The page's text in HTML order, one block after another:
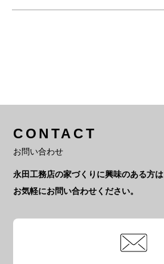
CONTACT
お問い合わせ
永田工務店の家づくりに興味のある方は
お気軽にお問い合わせください。